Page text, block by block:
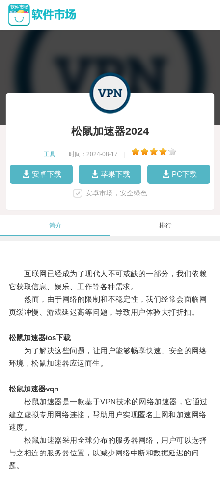
松鼠加速器2024
工具 时间：2024-08-17
安卓下载 苹果下载 PC下载
安卓市场，安全绿色
简介 排行
互联网已经成为了现代人不可或缺的一部分，我们依赖
它获取信息、娱乐、工作等各种需求。
然而，由于网络的限制和不稳定性，我们经常会面临网
页缓冲慢、游戏延迟高等问题，导致用户体验大打折扣。
松鼠加速器ios下载
为了解决这些问题，让用户能够畅享快速、安全的网络
环境，松鼠加速器应运而生。
松鼠加速器vqn
松鼠加速器是一款基于VPN技术的网络加速器，它通过
建立虚拟专用网络连接，帮助用户实现匿名上网和加速网络
速度。
松鼠加速器采用全球分布的服务器网络，用户可以选择
与之相连的服务器位置，以减少网络中断和数据延迟的问
题。